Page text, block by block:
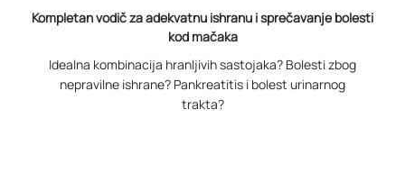
Kompletan vodič za adekvatnu ishranu i sprečavanje bolesti
kod mačaka
Idealna kombinacija hranljivih sastojaka? Bolesti zbog
nepravilne ishrane? Pankreatitis i bolest urinarnog
trakta?